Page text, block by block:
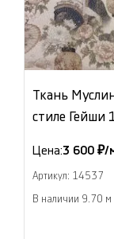
Ткань
стиле Гейши
Цена:3 600 ₽/
Артикул: 14537
В наличии 9.70 м